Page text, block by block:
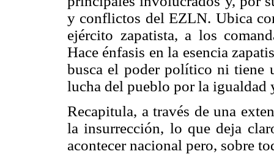
y conflictos del EZLN. Ubica
ejército zapatista, a los
Hace énfasis en la esencia
busca el poder político ni tiene
lucha del pueblo por la igualdad
Recapitula, a través de una
la insurrección, lo que deja
acontecer nacional pero, sobre